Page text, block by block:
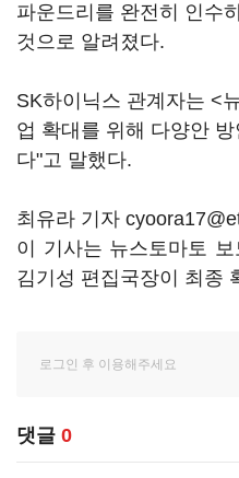
파운드리를 완전히 인수
것으로 알려졌다.
SK하이닉스 관계자는 <
업 확대를 위해 다양안
다"고 말했다.
최유라 기자
이 기사는 뉴스토마토
김기성 편집국장이 최종
댓글 0